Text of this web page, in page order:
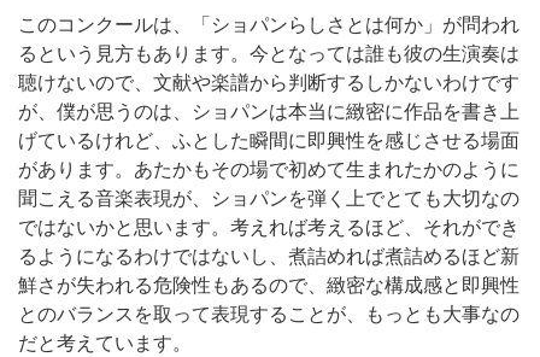
このコンクールは、「ショパンらしさとは何か」が問われ
るという見方もあります。今となっては誰も彼の生演奏は
聴けないので、文献や楽譜から判断するしかないわけです
が、僕が思うのは、ショパンは本当に緻密に作品を書き上
げているけれど、ふとした瞬間に即興性を感じさせる場面
があります。あたかもその場で初めて生まれたかのように
聞こえる音楽表現が、ショパンを弾く上でとても大切なの
ではないかと思います。考えれば考えるほど、それができ
るようになるわけではないし、煮詰めれば煮詰めるほど新
鮮さが失われる危険性もあるので、緻密な構成感と即興性
とのバランスを取って表現することが、もっとも大事なの
だと考えています。